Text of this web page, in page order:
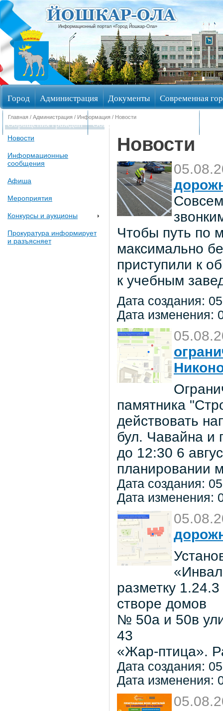
Информационный портал «Город Йошкар-Ола»
Город Администрация Документы Современная
Обращения граждан Общественные обсуждения
Главная / Администрация / Информация / Новости
Новости
Информационные
сообщения
Афиша
Мероприятия
Конкурсы и аукционы
Прокуратура информирует
и разъясняет
Новости
Чтобы путь по
максимально
приступили к
к учебным
Дата создания:
Дата изменения:
памятника
действовать
бул. Чавайна и
до 12:30 6
планировании
Дата создания:
Дата изменения:
разметку
створе домов
№ 50а и 50в
43
«Жар-птица».
Дата создания:
Дата изменения: